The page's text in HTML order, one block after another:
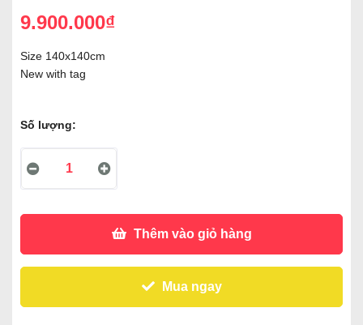
9.900.000₫
Size 140x140cm
New with tag
Số lượng:
Thêm vào giỏ hàng
Mua ngay